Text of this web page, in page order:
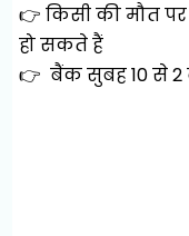
👉 किसी की मौत पर
हो सकते हैं
👉 बैंक सुबह 10 से 2